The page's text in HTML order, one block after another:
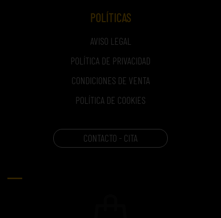
POLÍTICAS
AVISO LEGAL
POLÍTICA DE PRIVACIDAD
CONDICIONES DE VENTA
POLÍTICA DE COOKIES
CONTACTO - CITA